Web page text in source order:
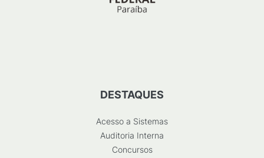
DESTAQUES
Acesso a Sistemas
Auditoria Interna
Concursos